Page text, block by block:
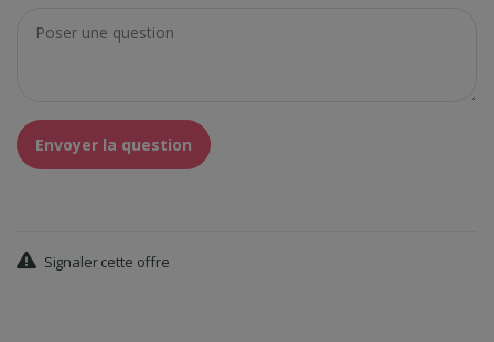
Envoyer la question
Signaler cette offre